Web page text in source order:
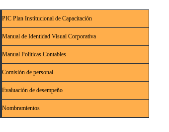
PIC Plan Institucional de Capacitación
Manual de Identidad Visual Corporativa
Manual Políticas Contables
Comisión de personal
Evaluación de desempeño
Nombramientos